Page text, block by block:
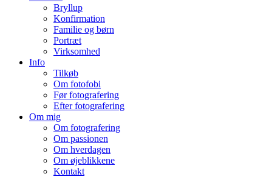
Bryllup
Konfirmation
Familie og børn
Portræt
Virksomhed
Info
Tilkøb
Om fotofobi
Før fotografering
Efter fotografering
Om mig
Om fotografering
Om passionen
Om hverdagen
Om øjeblikkene
Kontakt